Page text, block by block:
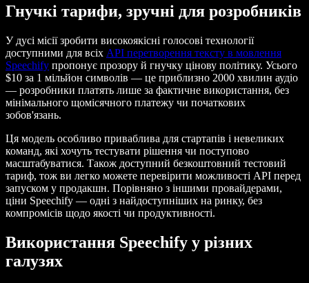
Гнучкі тарифи, зручні для розробників
У дусі місії зробити високоякісні голосові технології
доступними для всіх API перетворення тексту в мовлення
Speechify пропонує прозору й гнучку цінову політику. Усього
$10 за 1 мільйон символів — це приблизно 2000 хвилин аудіо
— розробники платять лише за фактичне використання, без
мінімального щомісячного платежу чи початкових
зобов'язань.
Ця модель особливо приваблива для стартапів і невеликих
команд, які хочуть тестувати рішення чи поступово
масштабуватися. Також доступний безкоштовний тестовий
тариф, тож ви легко можете перевірити можливості API перед
запуском у продакшн. Порівняно з іншими провайдерами,
ціни Speechify — одні з найдоступніших на ринку, без
компромісів щодо якості чи продуктивності.
Використання Speechify у різних
галузях